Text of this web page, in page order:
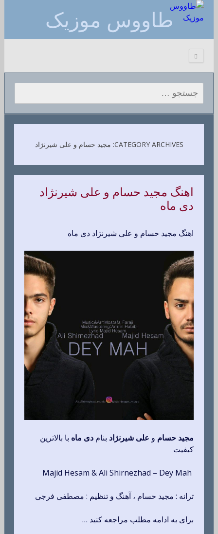
طاووس موزیک
جستجو برای:
CATEGORY ARCHIVES: مجید حسام و علی شیرنژاد
اهنگ مجید حسام و علی شیرنژاد
دی ماه
اهنگ مجید حسام و علی شیرنژاد دی ماه
مجید حسام و علی شیرنژاد بنام دی ماه با بالاترین
کیفیت
ترانه : مجید حسام ، آهنگ و تنظیم : مصطفی فرجی
برای به ادامه مطلب مراجعه کنید …